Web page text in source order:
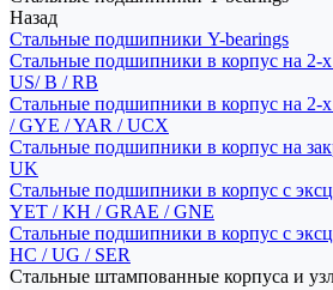
Назад
Стальные подшипники Y-bearings
Стальные подшипники в корпус на 2-
US/ B / RB
Стальные подшипники в корпус на 2-
/ GYE / YAR / UCX
Стальные подшипники в корпус на
UK
Стальные подшипники в корпус с
YET / KH / GRAE / GNE
Стальные подшипники в корпус с
HC / UG / SER
Стальные штампованные корпуса и